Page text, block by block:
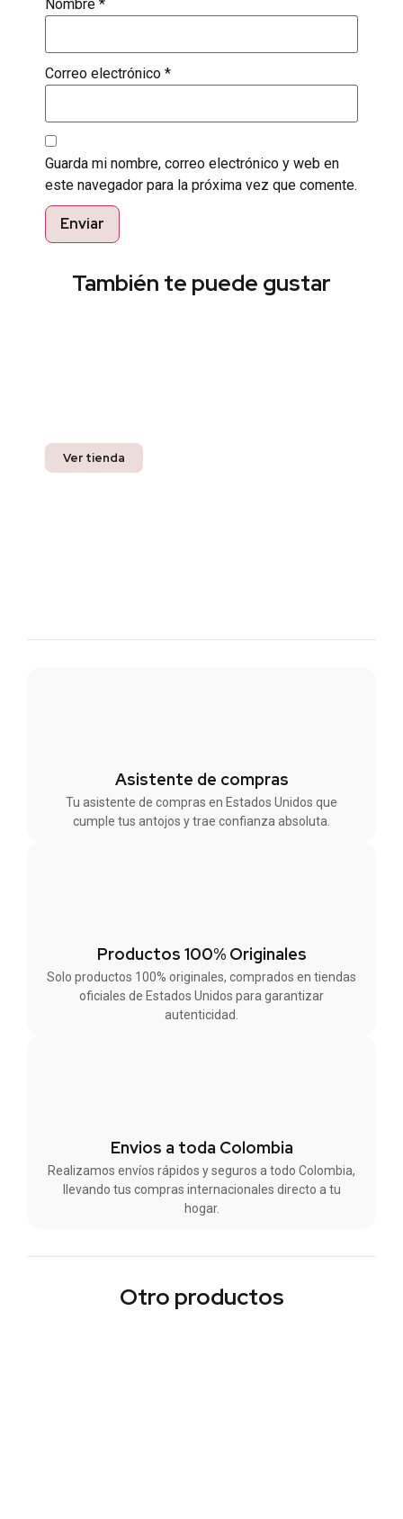
Nombre *
Correo electrónico *
Guarda mi nombre, correo electrónico y web en
este navegador para la próxima vez que comente.
También te puede gustar
Ver tienda
Asistente de compras
Tu asistente de compras en Estados Unidos que
cumple tus antojos y trae confianza absoluta.
Productos 100% Originales
Solo productos 100% originales, comprados en tiendas
oficiales de Estados Unidos para garantizar
autenticidad.
Envios a toda Colombia
Realizamos envíos rápidos y seguros a todo Colombia,
llevando tus compras internacionales directo a tu
hogar.
Otro productos